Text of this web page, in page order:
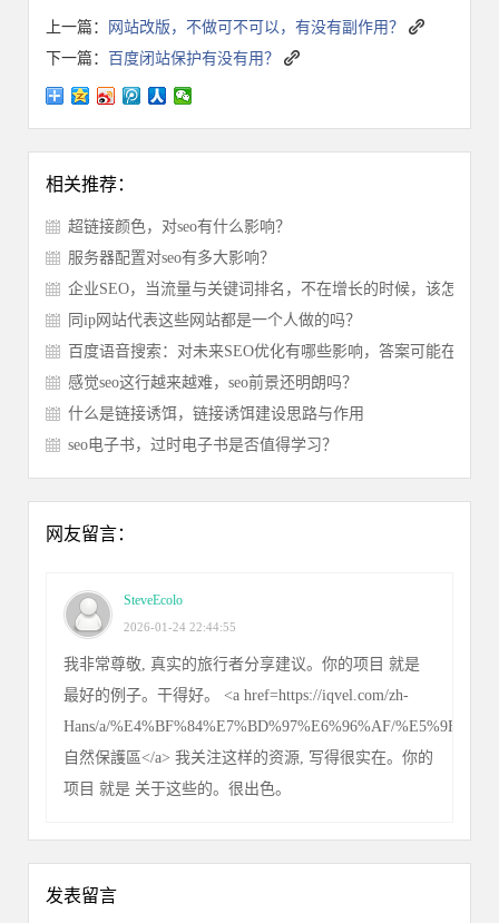
上一篇：
网站改版，不做可不可以，有没有副作用？
下一篇：
百度闭站保护有没有用？
相关推荐：
超链接颜色，对seo有什么影响？
服务器配置对seo有多大影响？
同ip网站代表这些网站都是一个人做的吗？
感觉seo这行越来越难，seo前景还明朗吗？
什么是链接诱饵，链接诱饵建设思路与作用
seo电子书，过时电子书是否值得学习？
网友留言：
SteveEcolo
2026-01-24 22:44:55
我非常尊敬, 真实的旅行者分享建议。你的项目 就是
最好的例子。干得好。 <a href=https://iqvel.com/zh-
Hans/a/%E4%BF%84%E7%BD%97%E6%96%AF/
自然保護區</a> 我关注这样的资源, 写得很实在。你的
项目 就是 关于这些的。很出色。
发表留言